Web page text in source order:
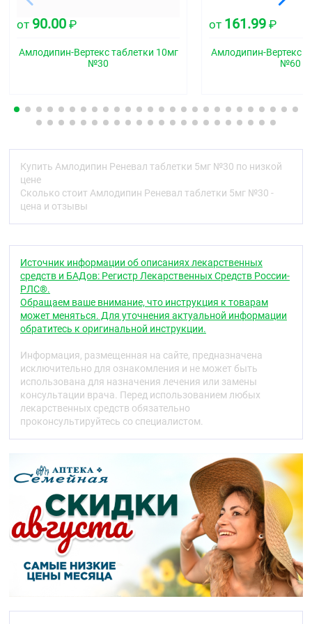
Блокатор "медленных" кальциевых каналов
Код АТХ
C08CA01
Производное дигидропиридина — блокатор
каналы, снижает трансмембранный переход ионов
кальция в клетку (в большей степени в
гладкомышечные клетки сосудов, чем в
кардиомиоциты).
расширением коронарных и периферических
артерий и артериол:
при стенокардии уменьшает выраженность
ишемии миокарда, расширяя периферические
артериолы, снижает общее периферическое
сосудистое сопротивление, уменьшает
миокарда в кислороде
расширяя коронарные артерии и артериолы в
неизменённых и в ишемизированных зонах
миокарда, увеличивает поступление
кислорода в миокард (особенно при
вазоспастической стенокардии),
У пациентов со стабильной стенокардией разовая
суточная доза увеличивает толерантность к
физической нагрузке, замедляет развитие
приступов стенокардии и «ишемической»
депрессии сегмента ST, снижает частоту приступов
стенокардии и потребления нитроглицерина и
других нитратов.
Оказывает длительное дозозависимое
гипотензивное действие. Гипотензивное действие
обусловлено прямым вазодилатирующим
влиянием на гладкие мышцы сосудов.
от 90.00 ₽
Амлодипин-Вертекс таблетки 10мг
№30
от 161.99 ₽
Амлодипин-Вертекс
№60
Купить Амлодипин Реневал таблетки 5мг №30 по низкой
цене
Сколько стоит Амлодипин Реневал таблетки 5мг №30 -
цена и отзывы
Источник информации об описаниях лекарственных
средств и БАДов: Регистр Лекарственных Средств России-
РЛС®.
Обращаем ваше внимание, что инструкция к товарам
может меняться. Для уточнения актуальной информации
обратитесь к оригинальной инструкции.
Информация, размещенная на сайте, предназначена
исключительно для ознакомления и не может быть
использована для назначения лечения или замены
консультации врача. Перед использованием любых
лекарственных средств обязательно
проконсультируйтесь со специалистом.